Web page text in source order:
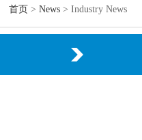
首页> News> Industry News